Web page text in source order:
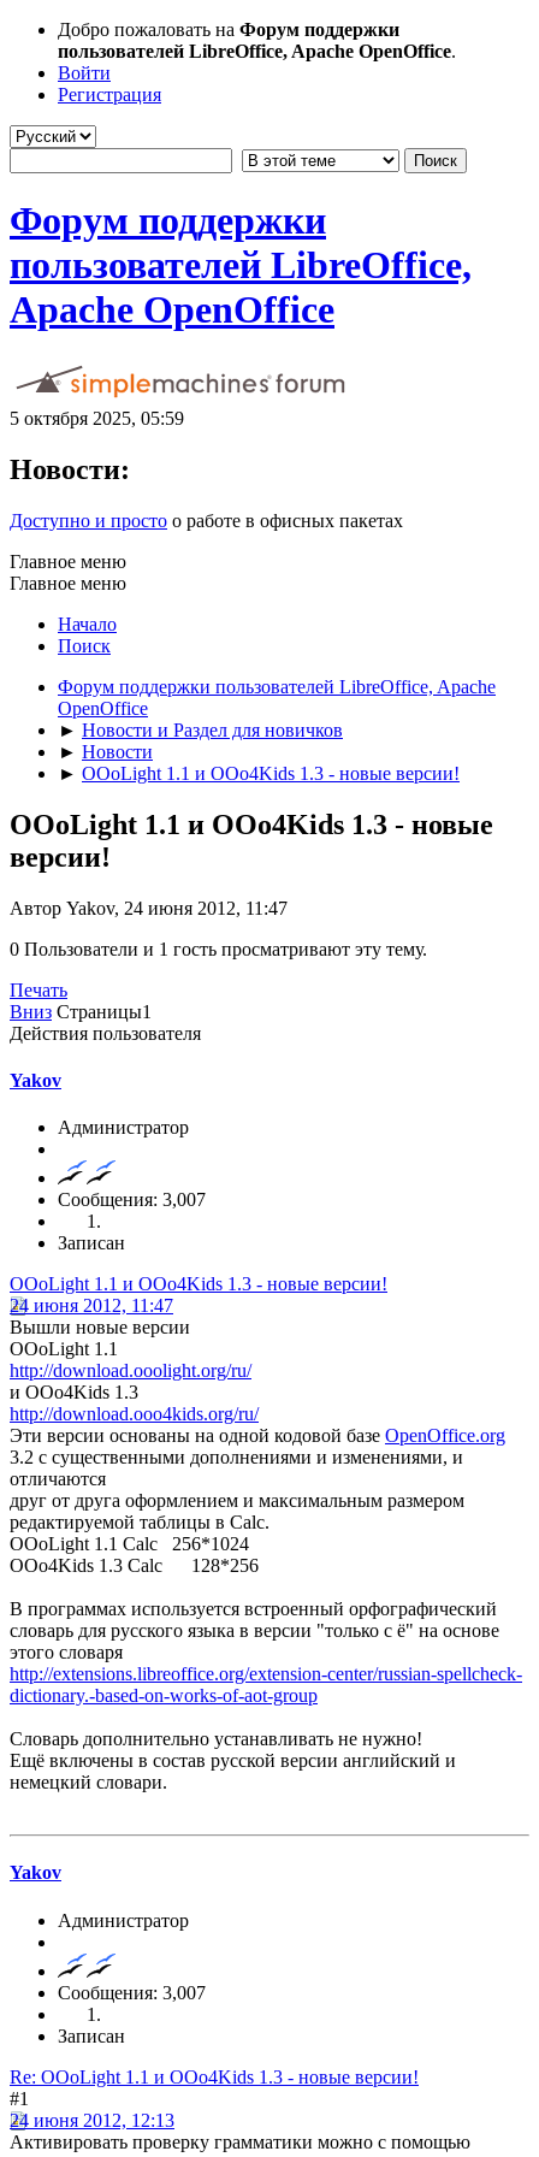
Добро пожаловать на Форум поддержки
пользователей LibreOffice, Apache OpenOffice.
Войти
Регистрация
Форум поддержки
пользователей LibreOffice,
Apache OpenOffice
5 октября 2025, 05:59
Новости:
Доступно и просто о работе в офисных пакетах
Главное меню
Главное меню
Начало
Поиск
Форум поддержки пользователей LibreOffice, Apache
OpenOffice
► Новости и Раздел для новичков
► Новости
► OOoLight 1.1 и OOo4Kids 1.3 - новые версии!
OOoLight 1.1 и OOo4Kids 1.3 - новые
версии!
Автор Yakov, 24 июня 2012, 11:47
0 Пользователи и 1 гость просматривают эту тему.
Печать
Вниз Страницы1
Действия пользователя
Yakov
Администратор
Сообщения: 3,007
Записан
OOoLight 1.1 и OOo4Kids 1.3 - новые версии!
24 июня 2012, 11:47
Вышли новые версии
OOoLight 1.1
http://download.ooolight.org/ru/
и OOo4Kids 1.3
http://download.ooo4kids.org/ru/
Эти версии основаны на одной кодовой базе OpenOffice.org
3.2 с существенными дополнениями и изменениями, и
отличаются
друг от друга оформлением и максимальным размером
редактируемой таблицы в Calc.
OOoLight 1.1 Calc 256*1024
OOo4Kids 1.3 Calc 128*256
В программах используется встроенный орфографический
словарь для русского языка в версии "только с ё" на основе
этого словаря
http://extensions.libreoffice.org/extension-center/russian-spellcheck-
dictionary.-based-on-works-of-aot-group
Словарь дополнительно устанавливать не нужно!
Ещё включены в состав русской версии английский и
немецкий словари.
Yakov
Администратор
Сообщения: 3,007
Записан
Re: OOoLight 1.1 и OOo4Kids 1.3 - новые версии!
#1
24 июня 2012, 12:13
Активировать проверку грамматики можно с помощью